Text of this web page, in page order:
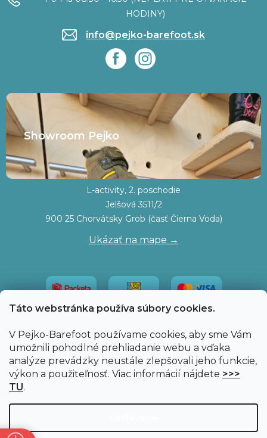
Táto webstránka používa súbory cookies.
V Pejko-Barefoot používame cookies, aby sme Vám
umožnili pohodlné prehliadanie webu a vďaka
analýze prevádzky neustále zlepšovali jeho funkcie,
výkon a použiteľnosť. Viac informácií nájdete >>>
TU.
HODINY)
info@pejko-barefoot.sk
Showroom Pejko
L-activity, 2. poschodie
Jelšová 3511/2
900 25 Chorvátsky Grob (časť Čierna Voda)
Ukázať na mape →